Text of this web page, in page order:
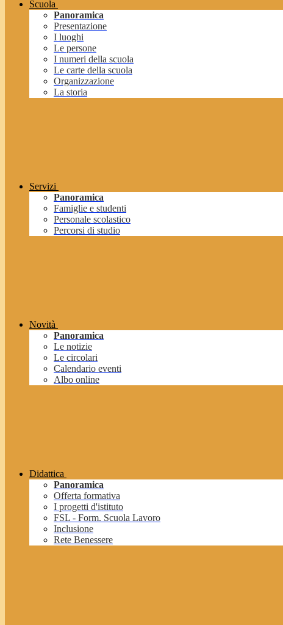
Scuola
Panoramica
Presentazione
I luoghi
Le persone
I numeri della scuola
Le carte della scuola
Organizzazione
La storia
Servizi
Panoramica
Famiglie e studenti
Personale scolastico
Percorsi di studio
Novità
Panoramica
Le notizie
Le circolari
Calendario eventi
Albo online
Didattica
Panoramica
Offerta formativa
I progetti d'istituto
FSL - Form. Scuola Lavoro
Inclusione
Rete Benessere